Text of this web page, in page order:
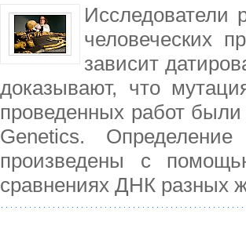
Исследователи
человеческих
зависит
доказывают, что
проведенных работ
Genetics.
произведены с
сравнениях ДНК разных